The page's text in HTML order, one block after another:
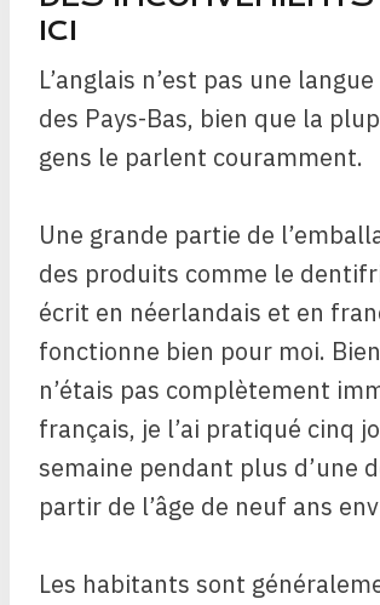
ICI
L’anglais n’est pas une
des Pays-Bas, bien que la
gens le parlent couramment.
Une grande partie de
des produits comme le
écrit en néerlandais et en
fonctionne bien pour moi.
n’étais pas complètement
français, je l’ai pratiqué cinq
semaine pendant plus d’une
partir de l’âge de neuf ans
Les habitants sont